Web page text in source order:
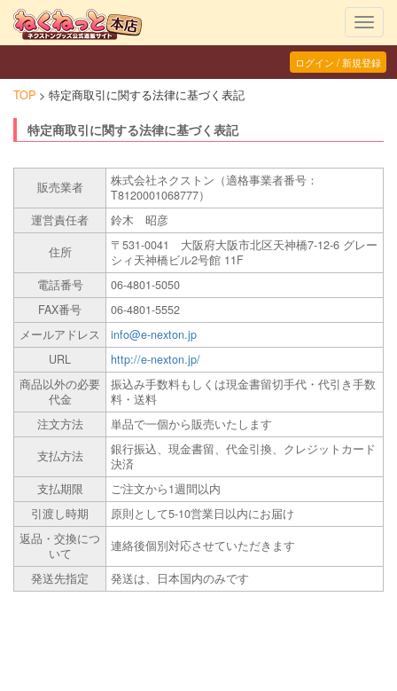
ログイン / 新規登録
TOP 特定商取引に関する法律に基づく表記
特定商取引に関する法律に基づく表記
販売業者
株式会社ネクストン（適格事業者番号：
T8120001068777）
運営責任者
鈴木 昭彦
住所
〒531-0041 大阪府大阪市北区天神橋7-12-6 グレー
シィ天神橋ビル2号館 11F
電話番号
06-4801-5050
FAX番号
06-4801-5552
メールアドレス
info@e-nexton.jp
URL
http://e-nexton.jp/
商品以外の必要
代金
振込み手数料もしくは現金書留切手代・代引き手数
料・送料
注文方法
単品で一個から販売いたします
支払方法
銀行振込、現金書留、代金引換、クレジットカード
決済
支払期限
ご注文から1週間以内
引渡し時期
原則として5-10営業日以内にお届け
返品・交換につ
いて
連絡後個別対応させていただきます
発送先指定 発送は、日本国内のみです